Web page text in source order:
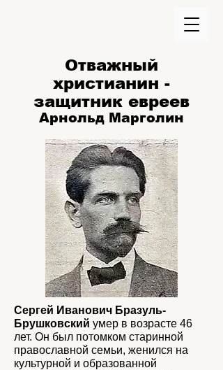
Отважный
христианин -
защитник евреев
Арнольд Марголин
Сергей Иванович Бразуль-
Брушковский умер в возрасте 46
лет. Он был потомком старинной
православной семьи, женился на
культурной и образованной